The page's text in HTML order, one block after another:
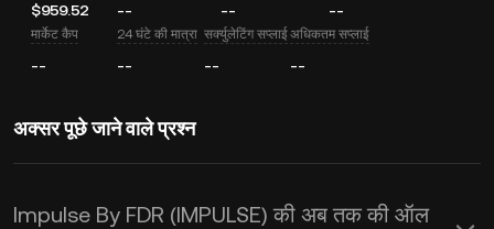
$959.52 -- -- --
मार्केट कैप
--
24 घंटे की मात्रा
--
सर्क्युलेटिंग सप्लाई
--
अधिकतम सप्लाई
--
अक्सर पूछे जाने वाले प्रश्न
Impulse By FDR (IMPULSE) की अब तक की ऑल